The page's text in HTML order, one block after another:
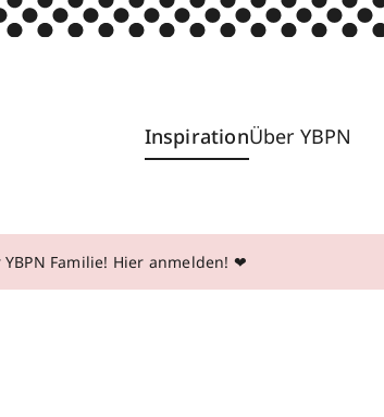
InspirationÜber YBPN
Familie! Hier anmelden! ❤